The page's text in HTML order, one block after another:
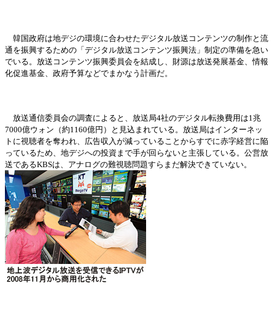
韓国政府は地デジの環境に合わせたデジタル放送コンテンツの制作と流
通を振興するための「デジタル放送コンテンツ振興法」制定の準備を急い
でいる。放送コンテンツ振興委員会を結成し、財源は放送発展基金、情報
化促進基金、政府予算などでまかなう計画だ。
放送通信委員会の調査によると、放送局4社のデジタル転換費用は1兆
7000億ウォン（約1160億円）と見込 まれている。放送局はインタ ーネッ
トに視聴者を奪われ、 広告収 入が減っていることからすでに赤字経営に陥
っているため、地デジへの投資まで手が回らないと主張している。公営放
送であるKBSは、アナログの難視聴問題すらまだ解決できていない。